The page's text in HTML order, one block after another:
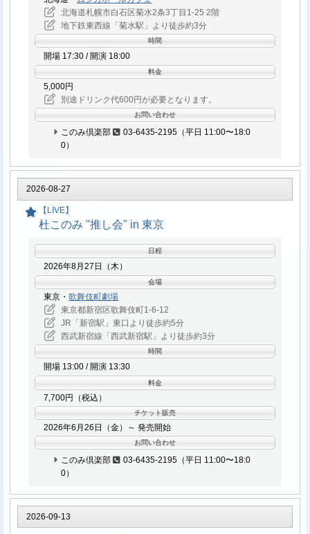
シングル「告白」1枚ご購入
…サイン会参加券 1枚＋2ショット撮影券 1枚＋ポ
ストカード 1枚（2種のうち1種）
2ショット写真撮影は、お客様のスマートフォン、も
しくはカメラ機器にてスタッフが撮影いたします。原
則として撮り直しはいたしませんので、その場で必ず
ご確認ください。
サイン券 / 撮影券を複数枚お持ちの方も、整列参加で
お持ちの枚数分を一度に行います。
すので、間隔を空けて並んでいただきます。
複数枚の［特典券］をお持ちの方は、連続してのお渡
特典会参加券はイベント当日のみ有効となります。
［特典券］の紛失等の場合、再発行は致しません。
当日やむを得ない事情により特典会の内容が変更に
なる場合もありますので、予めご了承ください。
イベント基本注意事項
イベントご参加の際は、マスクを付けての参加を＜推奨＞
いたします。
熱中症対策について
熱中症予防のため、こまめな水分補給や帽子の着用などに
努めていただきますようお願い申し上げます。
ご自身の体調管理につきましてはご参加者様各自のご留意
た際は決してご無理をなさらず、お近くのスタッフまでお
知らせください。
なり、定員に達し次第、終了となります。
［整理番号入り優先入場券］の番号は【先着】での配布に
なります。
満席の場合は着席エリア以外での立ち見でのご観覧も可能
です。
特典会は、［整理番号入り優先入場券］をお持ちでないお
客様も対象商品ご購入でご参加いただけます。
お会計は現金のみ。各種クレジットカード / 電子マネー / ギ
フト券はご利用いただけません。
イベント対象商品
「告白」
Aタイプ：TECA-26035 / 定価：¥1,700（税込）
Bタイプ：TECA-26036 / 定価：¥1,700（税込）
特典会 内容
対象商品をご購入いただき参加券をお持ちのお客さまは、ミ
ニライブ終了後、特典会にご参加いただけます。
シングル「告白」1枚ご購入
サイン会参加券 1枚＋2ショット撮影券 1枚＋ポ
ストカード 1枚（2種のうち1種）
2ショット写真撮影は、お客様のスマートフォン、も
しくはカメラ機器にてスタッフが撮影いたします。原
則として撮り直しはいたしませんので、その場で必ず
ご確認ください。
サイン券 / 撮影券を複数枚お持ちの方も、整列参加で
お持ちの枚数分を一度に行います。
［特典券］をお持ちのお客様はミニライブ終了後、特
典会にご参加いただけます。スタッフが誘導を行いま
北海道札幌市白石区菊水2条3丁目1-25 2階
地下鉄東西線「菊水駅」より徒歩約3分
時間
開場 17:30 / 開演 18:00
料金
5,000円
別途ドリンク代600円が必要となります。
お問い合わせ
このみ倶楽部
03-6435-2195（平日 11:00〜18:0
0）
2026-08-27
【LIVE】
杜このみ "推し会" in 東京
日程
2026年8月27日（木）
会場
東京・歌舞伎町劇場
東京都新宿区歌舞伎町1-6-12
JR「新宿駅」東口より徒歩約5分
西武新宿線「西武新宿駅」より徒歩約3分
時間
開場 13:00 / 開演 13:30
料金
7,700円（税込）
チケット販売
2026年6月26日（金）～ 発売開始
お問い合わせ
このみ倶楽部
03-6435-2195（平日 11:00〜18:0
0）
2026-09-13